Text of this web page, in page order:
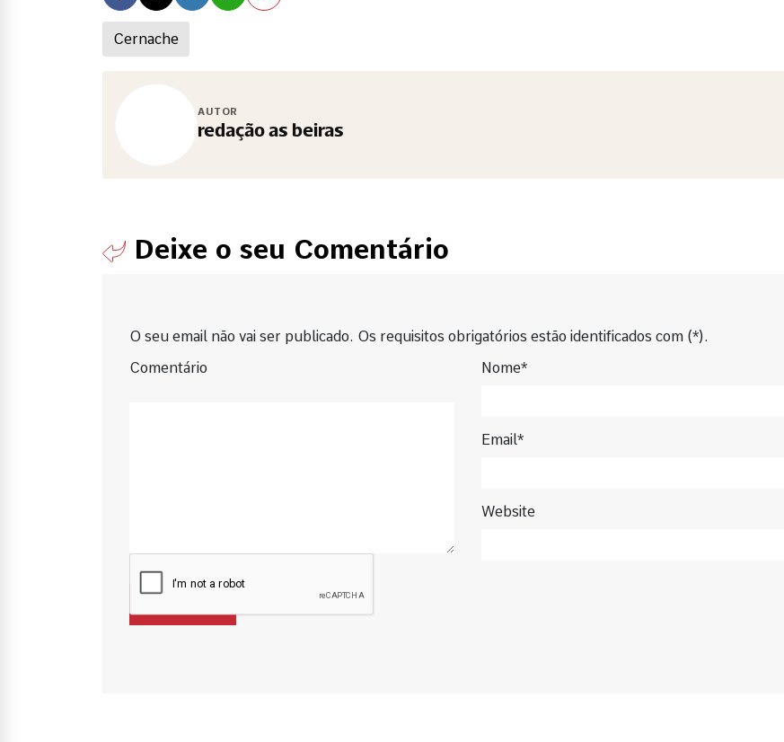
Cernache
AUTOR
redação as beiras
Deixe o seu Comentário
O seu email não vai ser publicado. Os requisitos obrigatórios estão identificados com (*).
Comentário
Nome*
Email*
Website